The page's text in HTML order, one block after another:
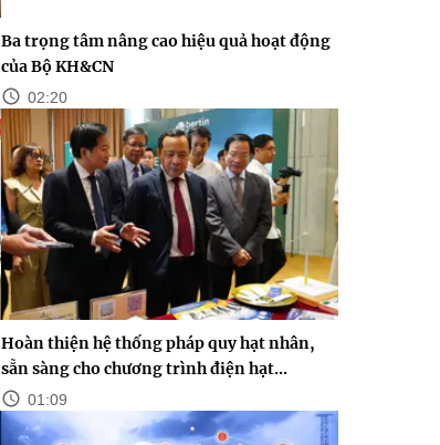
Ba trọng tâm nâng cao hiệu quả hoạt động
của Bộ KH&CN
02:20
Hoàn thiện hệ thống pháp quy hạt nhân,
sẵn sàng cho chương trình điện hạt...
01:09